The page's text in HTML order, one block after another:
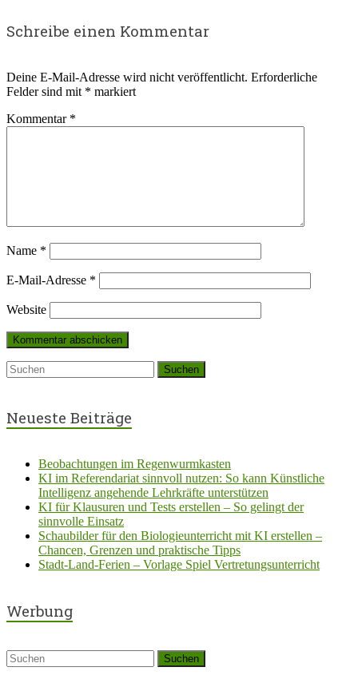
Schreibe einen Kommentar
Deine E-Mail-Adresse wird nicht veröffentlicht. Erforderliche
Felder sind mit * markiert
Kommentar *
Name *
E-Mail-Adresse *
Website
Neueste Beiträge
Beobachtungen im Regenwurmkasten
KI im Referendariat sinnvoll nutzen: So kann Künstliche
Intelligenz angehende Lehrkräfte unterstützen
KI für Klausuren und Tests erstellen – So gelingt der
sinnvolle Einsatz
Schaubilder für den Biologieunterricht mit KI erstellen –
Chancen, Grenzen und praktische Tipps
Stadt-Land-Ferien – Vorlage Spiel Vertretungsunterricht
Werbung